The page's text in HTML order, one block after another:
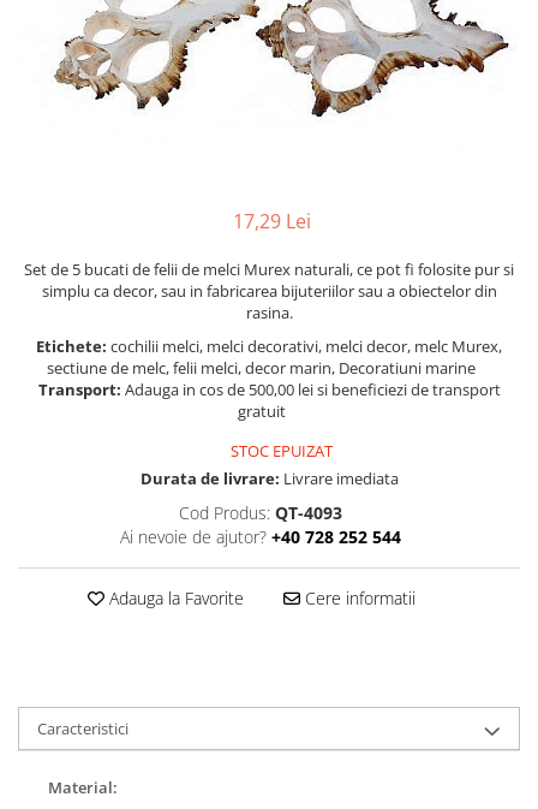
Barci, vapoare, ambarcatiuni
Pesti
Decoratiuni care se agata
17,29 Lei
Set de 5 bucati de felii de melci Murex naturali, ce pot fi folosite pur si
simplu ca decor, sau in fabricarea bijuteriilor sau a obiectelor din
rasina.
Etichete: cochilii melci, melci decorativi, melci decor, melc Murex,
sectiune de melc, felii melci, decor marin, Decoratiuni marine
Transport: Adauga in cos de 500,00 lei si beneficiezi de transport
gratuit
STOC EPUIZAT
Durata de livrare: Livrare imediata
Cod Produs: QT-4093
Ai nevoie de ajutor? +40 728 252 544
Adauga la Favorite Cere informatii
Caracteristici
Material: